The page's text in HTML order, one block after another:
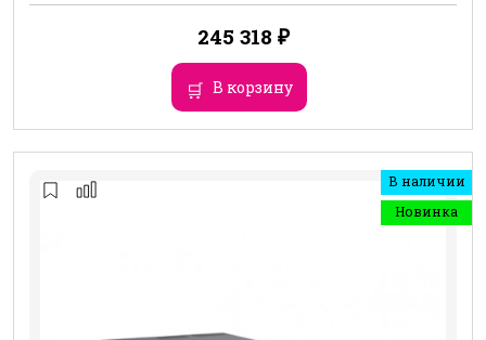
245 318 ₽
В корзину
В наличии
Новинка